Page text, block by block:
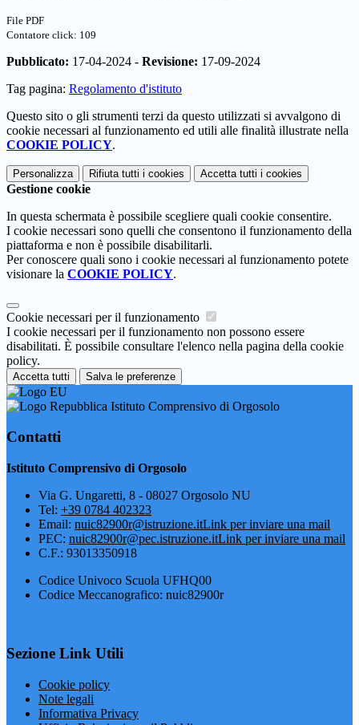
File PDF
Contatore click: 109
Pubblicato: 17-04-2024 - Revisione: 17-09-2024
Tag pagina: Regolamento d'istituto
Questo sito o gli strumenti terzi da questo utilizzati si avvalgono di
cookie necessari al funzionamento ed utili alle finalità illustrate nella
COOKIE POLICY.
Personalizza Rifiuta tutti i cookies Accetta tutti i cookies
Gestione cookie
In questa schermata è possibile scegliere quali cookie consentire.
I cookie necessari sono quelli che consentono il funzionamento della
piattaforma e non è possibile disabilitarli.
Per conoscere quali sono i cookie necessari al funzionamento potete
visionare la COOKIE POLICY.
Cookie necessari per il funzionamento
I cookie necessari per il funzionamento non possono essere
disabilitati. È possibile consultare l'elenco nella pagina della cookie
policy.
Accetta tutti Salva le preferenze
Istituto Comprensivo di Orgosolo
Contatti
Istituto Comprensivo di Orgosolo
Via G. Ungaretti, 8 - 08027 Orgosolo NU
Tel: +39 0784 402323
Email: nuic82900r@istruzione.itLink per inviare una mail
PEC: nuic82900r@pec.istruzione.itLink per inviare una mail
C.F.: 93013350918
Codice Univoco Scuola UFHQ00
Codice Meccanografico: nuic82900r
Sezione Link Utili
Cookie policy
Note legali
Informativa Privacy